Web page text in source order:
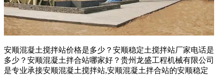
安顺混凝土搅拌站价格是多少？安顺稳定土搅拌站厂家电话是
多少？安顺混凝土拌合站哪家好？贵州龙盛工程机械有限公司
是专业承接安顺混凝土搅拌站,安顺混凝土拌合站的安顺稳定